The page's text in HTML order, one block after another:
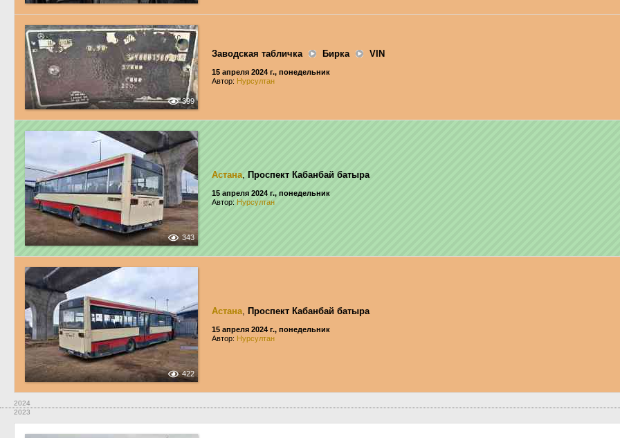
399
Заводская табличка Бирка VIN
15 апреля 2024 г., понедельник
Автор: Нурсултан
343
Астана, Проспект Кабанбай батыра
15 апреля 2024 г., понедельник
Автор: Нурсултан
422
Астана, Проспект Кабанбай батыра
15 апреля 2024 г., понедельник
Автор: Нурсултан
2024
2023